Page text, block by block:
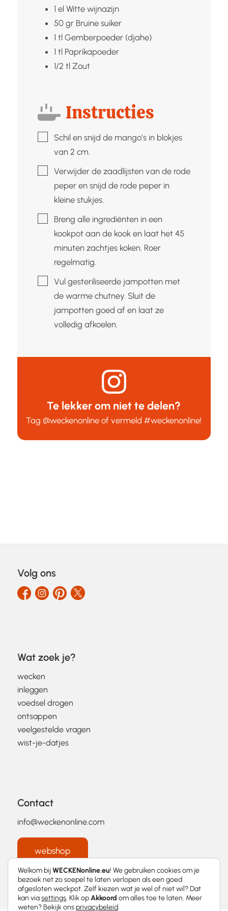
1 el Witte wijnazijn
50 gr Bruine suiker
1 tl Gemberpoeder (djahe)
1 tl Paprikapoeder
1/2 tl Zout
Instructies
▢Schil en snijd de mango’s in blokjes
van 2 cm.
▢Verwijder de zaadlijsten van de rode
peper en snijd de rode peper in
kleine stukjes.
▢Breng alle ingrediënten in een
kookpot aan de kook en laat het 45
minuten zachtjes koken. Roer
regelmatig.
▢Vul gesteriliseerde jampotten met
de warme chutney. Sluit de
jampotten goed af en laat ze
volledig afkoelen.
Te lekker om niet te delen?
Tag@weckenonline of vermeld#weckenonline!
Volg ons
Wat zoek je?
wecken
inleggen
voedsel drogen
ontsappen
veelgestelde vragen
wist-je-datjes
Contact
info@weckenonline.com
webshop
Welkom bijWECKENonline.eu! We gebruiken cookies om je
bezoek net zo soepel te laten verlopen als een goed
afgesloten weckpot. Zelf kiezen wat je wel of niet wil? Dat
kan viasettings. Klik opAkkoord om alles toe te laten. Meer
weten? Bekijk onsprivacybeleid.